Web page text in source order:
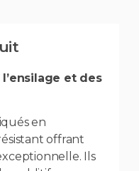
et des
en
offrant
Ils